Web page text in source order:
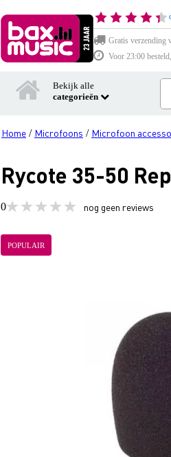
Gratis verzending
Voor 23:00
Bekijk alle
categorieën
Home / Microfoons / Microfoon
Rycote 35-50
0 nog geen reviews
POPULAIR